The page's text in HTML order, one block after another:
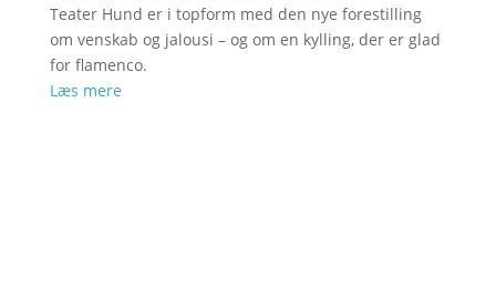
Teater Hund er i topform med den nye forestilling
om venskab og jalousi – og om en kylling, der er glad
for flamenco.
Læs mere